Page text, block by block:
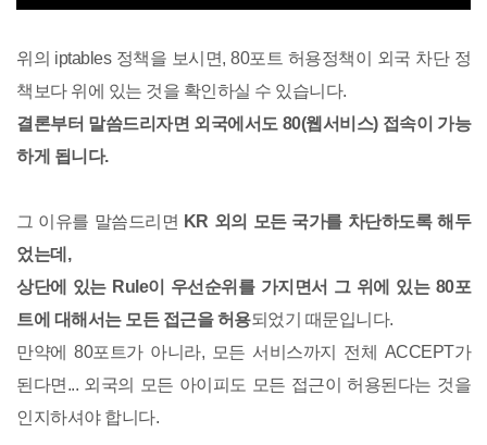
위의 iptables 정책을 보시면, 80포트 허용정책이 외국 차단 정
책보다 위에 있는 것을 확인하실 수 있습니다.
결론부터 말씀드리자면 외국에서도 80(웹서비스) 접속이 가능
하게 됩니다.
그 이유를 말씀드리면 KR 외의 모든 국가를 차단하도록 해두
었는데,
상단에 있는 Rule이 우선순위를 가지면서 그 위에 있는 80포
트에 대해서는 모든 접근을 허용되었기 때문입니다.
만약에 80포트가 아니라, 모든 서비스까지 전체 ACCEPT가
된다면... 외국의 모든 아이피도 모든 접근이 허용된다는 것을
인지하셔야 합니다.